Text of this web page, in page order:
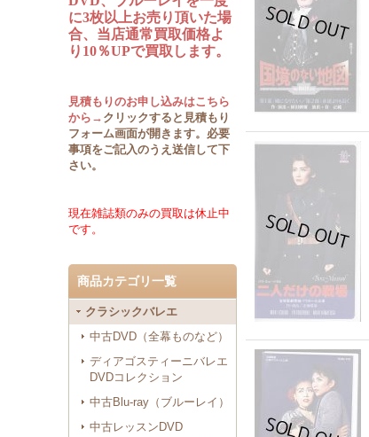
に3枚以上お売り頂いた場
合、当店通常買取価格よ
り10％UPで買取します。
見積もりのお申し込みはこちら
から→ クリックすると見積もり
フォーム画面が開きます。必要
事項をご記入のうえ送信して下
さい。
現在雑誌類のみの買取は休止中
です。
商品カテゴリ一覧
クラシックバレエ
中古DVD（全幕ものなど）
ディアゴスティーニバレエ
DVDコレクション
中古Blu-ray（ブルーレイ）
中古レッスンDVD